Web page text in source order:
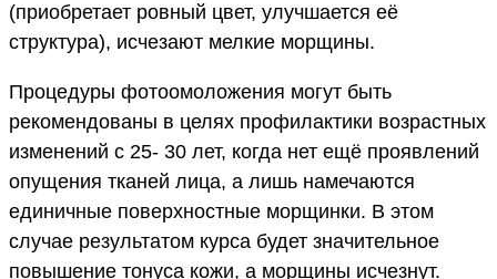
(приобретает ровный цвет, улучшается её
структура), исчезают мелкие морщины.
Процедуры фотоомоложения могут быть
рекомендованы в целях профилактики возрастных
изменений с 25- 30 лет, когда нет ещё проявлений
опущения тканей лица, а лишь намечаются
единичные поверхностные морщинки. В этом
случае результатом курса будет значительное
повышение тонуса кожи, а морщины исчезнут.